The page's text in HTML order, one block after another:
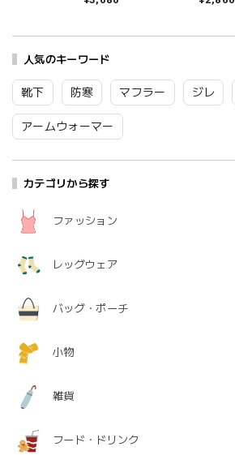
人気のキーワード
靴下 防寒 マフラー ジレ
アームウォーマー
カテゴリから探す
ファッション
レッグウェア
バッグ・ポーチ
小物
雑貨
フード・ドリンク
しゃれ レディース 黒
約50cm 37-01211
グ丈 接触冷感 アーム
い 約54cm 57120030
Mb026